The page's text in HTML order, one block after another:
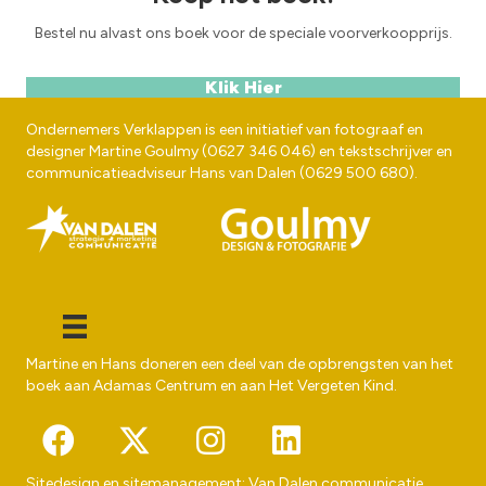
Bestel nu alvast ons boek voor de speciale voorverkoopprijs.
Klik Hier
Ondernemers Verklappen is een initiatief van fotograaf en
designerMartine Goulmy(0627 346 046) en tekstschrijver en
communicatieadviseurHans van Dalen (0629 500 680).
Martine en Hans doneren een deel van de opbrengsten van het
boek aan Adamas Centrum en aan Het Vergeten Kind.